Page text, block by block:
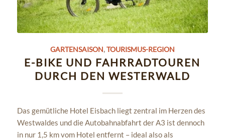
GARTENSAISON,TOURISMUS-REGION
E-BIKE UND FAHRRADTOUREN
DURCH DEN WESTERWALD
Das gemütliche Hotel Eisbach liegt zentral im Herzen des
Westwaldes und die Autobahnabfahrt der A3 ist dennoch
in nur 1,5 km vom Hotel entfernt – ideal also als